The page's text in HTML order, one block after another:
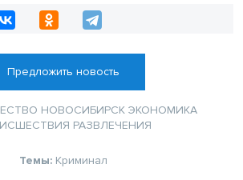
Предложить новость
НОВОСИБИРСК ЭКОНОМИКА
РАЗВЛЕЧЕНИЯ
Темы: Криминал